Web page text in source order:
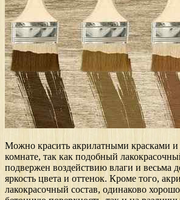
Можно красить акрилатными красками и
комнате, так как подобный
подвержен воздействию влаги и весьма
яркость цвета и оттенок. Кроме того,
лакокрасочный состав, одинаково